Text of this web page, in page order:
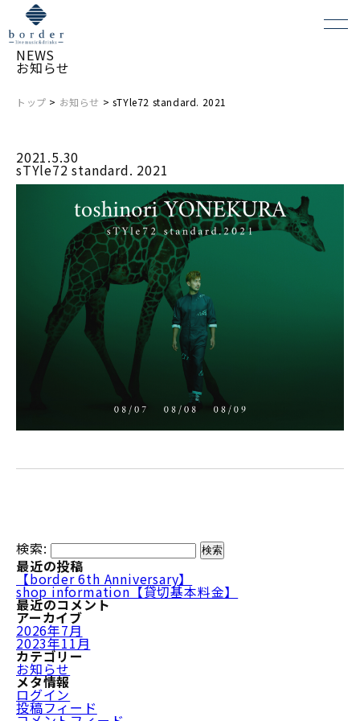
NEWS
お知らせ
トップ > お知らせ > sTYle72 standard. 2021
2021.5.30
sTYle72 standard. 2021
検索:
最近の投稿
【border 6th Anniversary】
shop information【貸切基本料金】
最近のコメント
アーカイブ
2026年7月
2023年11月
カテゴリー
お知らせ
メタ情報
ログイン
投稿フィード